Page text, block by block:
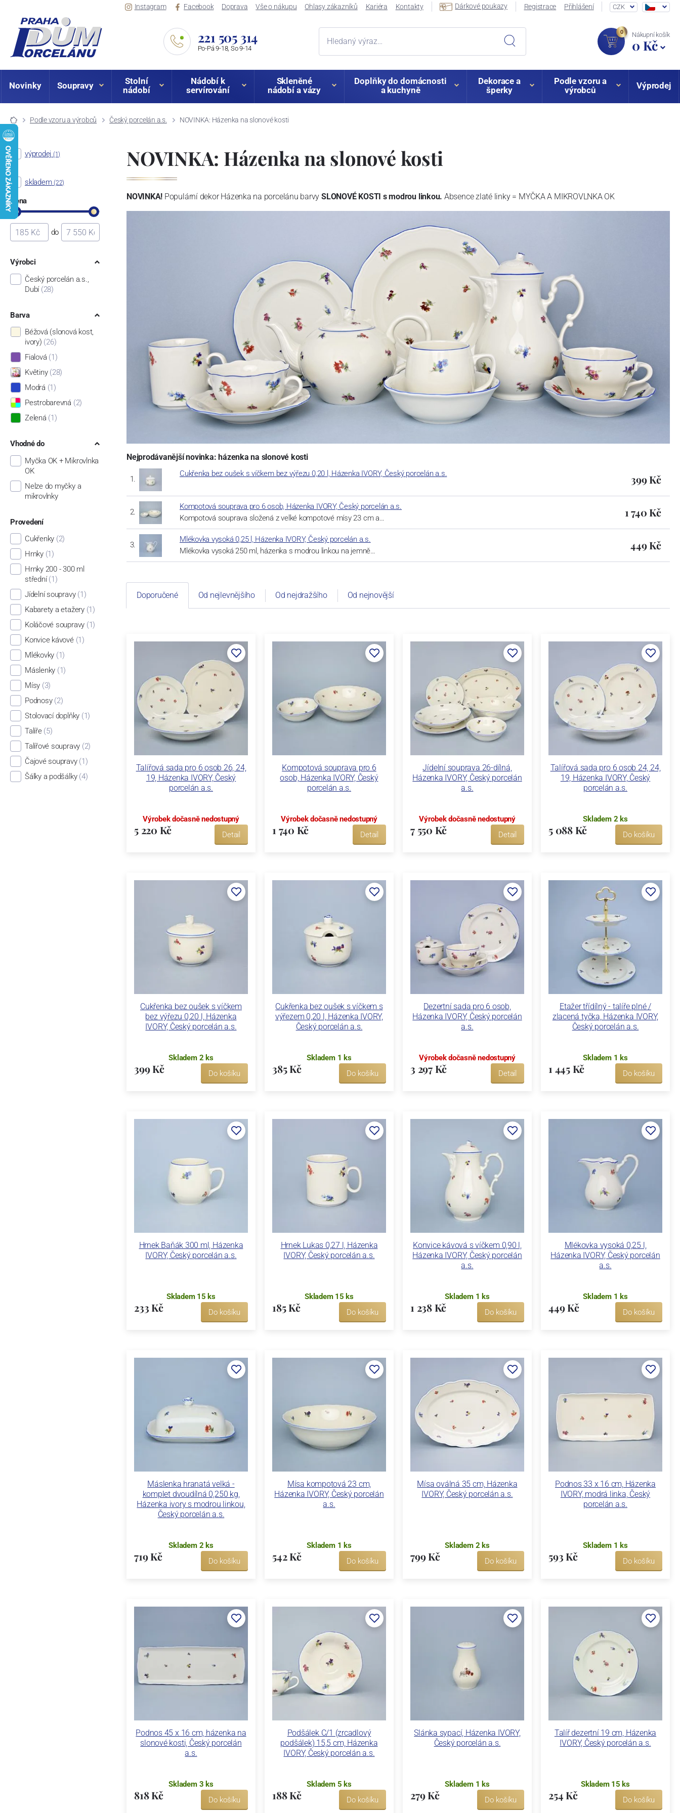
Instagram Facebook Doprava Vše o nákupu Ohlasy zákazníků Kariéra Kontakty Dárkové poukazy Registrace Přihlášení CZK
221 505 314
Po-Pá 9-18, So 9-14
0 Nákupní košík
0 Kč
Novinky Soupravy
Stolní
nádobí
Nádobí k
servírování
Skleněné
nádobí a vázy
Doplňky do domácnosti
a kuchyně
Dekorace a
šperky
Podle vzoru a
výrobců
Výprodej
Podle vzoru a výrobců Český porcelán a.s. NOVINKA: Házenka na slonové kosti
NOVINKA: Házenka na slonové kosti
NOVINKA! Populární dekor Házenka na porcelánu barvySLONOVÉ KOSTI s modrou linkou. Absence zlaté linky = MYČKA A MIKROVLNKA OK
Nejprodávanější novinka: házenka na slonové kosti
Cukřenka bez oušek s víčkem bez výřezu 0,20 l, Házenka IVORY, Český porcelán a.s. 399 Kč
Kompotová souprava pro 6 osob, Házenka IVORY, Český porcelán a.s.
Kompotová souprava složená z velké kompotové mísy 23 cm a…
1 740 Kč
Mlékovka vysoká 0,25 l, Házenka IVORY, Český porcelán a.s.
Mlékovka vysoká 250 ml, házenka s modrou linkou na jemně…
449 Kč
výprodej (1)
skladem (22)
Cena
do
Výrobci
Český porcelán a.s.,
Dubí (28)
Barva
Béžová (slonová kost,
ivory) (26)
Fialová (1)
Květiny (28)
Modrá (1)
Pestrobarevná (2)
Zelená (1)
Vhodné do
Myčka OK + Mikrovlnka
OK
Nelze do myčky a
mikrovlnky
Provedení
Cukřenky (2)
Hrnky (1)
Hrnky 200 - 300 ml
střední (1)
Jídelní soupravy (1)
Kabarety a etažery (1)
Koláčové soupravy (1)
Konvice kávové (1)
Mlékovky (1)
Máslenky (1)
Mísy (3)
Podnosy (2)
Stolovací doplňky (1)
Talíře (5)
Talířové soupravy (2)
Čajové soupravy (1)
Šálky a podšálky (4)
Doporučené Od nejlevnějšího Od nejdražšího Od nejnovější
Talířová sada pro 6 osob 26, 24,
19, Házenka IVORY, Český
porcelán a.s.
Výrobek dočasně nedostupný
5 220 Kč Detail
Kompotová souprava pro 6
osob, Házenka IVORY, Český
porcelán a.s.
Výrobek dočasně nedostupný
1 740 Kč Detail
Jídelní souprava 26-dílná,
Házenka IVORY, Český porcelán
a.s.
Výrobek dočasně nedostupný
7 550 Kč Detail
Talířová sada pro 6 osob 24, 24,
19, Házenka IVORY, Český
porcelán a.s.
Skladem 2 ks
5 088 Kč Do košíku
Cukřenka bez oušek s víčkem
bez výřezu 0,20 l, Házenka
IVORY, Český porcelán a.s.
Skladem 2 ks
399 Kč Do košíku
Cukřenka bez oušek s víčkem s
výřezem 0,20 l, Házenka IVORY,
Český porcelán a.s.
Skladem 1 ks
385 Kč Do košíku
Dezertní sada pro 6 osob,
Házenka IVORY, Český porcelán
a.s.
Výrobek dočasně nedostupný
3 297 Kč Detail
Etažer třídílný - talíře plné /
zlacená tyčka, Házenka IVORY,
Český porcelán a.s.
Skladem 1 ks
1 445 Kč Do košíku
Hrnek Baňák 300 ml, Házenka
IVORY, Český porcelán a.s.
Skladem 15 ks
233 Kč Do košíku
Hrnek Lukas 0,27 l, Házenka
IVORY, Český porcelán a.s.
Skladem 15 ks
185 Kč Do košíku
Konvice kávová s víčkem 0,90 l,
Házenka IVORY, Český porcelán
a.s.
Skladem 1 ks
1 238 Kč Do košíku
Mlékovka vysoká 0,25 l,
Házenka IVORY, Český porcelán
a.s.
Skladem 1 ks
449 Kč Do košíku
Máslenka hranatá velká -
komplet dvoudílná 0,250 kg,
Házenka ivory s modrou linkou,
Český porcelán a.s.
Skladem 2 ks
719 Kč Do košíku
Mísa kompotová 23 cm,
Házenka IVORY, Český porcelán
a.s.
Skladem 1 ks
542 Kč Do košíku
Mísa oválná 35 cm, Házenka
IVORY, Český porcelán a.s.
Skladem 2 ks
799 Kč Do košíku
Podnos 33 x 16 cm, Házenka
IVORY, modrá linka, Český
porcelán a.s.
Skladem 1 ks
593 Kč Do košíku
Podnos 45 x 16 cm, házenka na
slonové kosti, Český porcelán
a.s.
Skladem 3 ks
818 Kč Do košíku
Podšálek C/1 (zrcadlový
podšálek) 15,5 cm, Házenka
IVORY, Český porcelán a.s.
Skladem 5 ks
188 Kč Do košíku
Slánka sypací, Házenka IVORY,
Český porcelán a.s.
Skladem 1 ks
279 Kč Do košíku
Talíř dezertní 19 cm, Házenka
IVORY, Český porcelán a.s.
Skladem 15 ks
254 Kč Do košíku